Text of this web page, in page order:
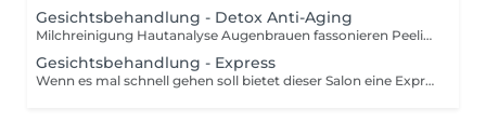
Gesichtsbehandlung - Detox Anti-Aging
Milchreinigung Hautanalyse Augenbrauen fassonieren Peeling Dampf Frimator Ultraschal Reinigung Tiefenreinigung hoch Frequenz Massage Maske Thermomodellage/Ampulle Ultraschall Lifting Tagespflege. Die Anti-Aging Gesichtsbehandlung wird zur natürlichen Hautverjüngung und Faltenminderung angewendet.
Gesichtsbehandlung - Express
Wenn es mal schnell gehen soll bietet dieser Salon eine Express Gesichtsbehandlung an. Sie wird individuell auf deinen Hauttyp abgestimmt und verleiht dir ein frisches, entspanntes Aussehen in kürzester Zeit.